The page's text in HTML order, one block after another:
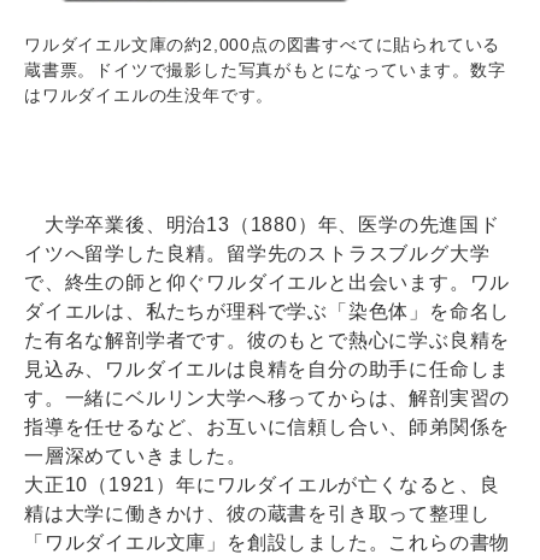
ワルダイエル文庫の約2,000点の図書すべてに貼られている
蔵書票。ドイツで撮影した写真がもとになっています。数字
はワルダイエルの生没年です。
大学卒業後、明治13（1880）年、医学の先進国ド
イツへ留学した良精。留学先のストラスブルグ大学
で、終生の師と仰ぐワルダイエルと出会います。ワル
ダイエルは、私たちが理科で学ぶ「染色体」を命名し
た有名な解剖学者です。彼のもとで熱心に学ぶ良精を
見込み、ワルダイエルは良精を自分の助手に任命しま
す。一緒にベルリン大学へ移ってからは、解剖実習の
指導を任せるなど、お互いに信頼し合い、師弟関係を
一層深めていきました。
大正10（1921）年にワルダイエルが亡くなると、良
精は大学に働きかけ、彼の蔵書を引き取って整理し
「ワルダイエル文庫」を創設しました。これらの書物